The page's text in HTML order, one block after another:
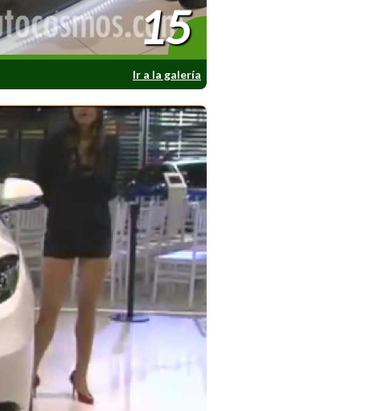
Ir a la galería
15